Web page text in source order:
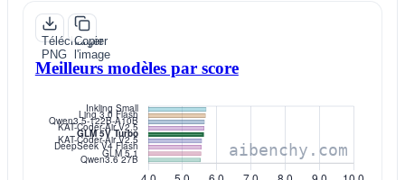
Télécharger
PNG
Copier
l'image
Meilleurs modèles par score